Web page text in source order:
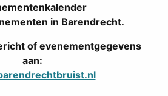
in Barendrecht.
of evenementgegevens
aan: